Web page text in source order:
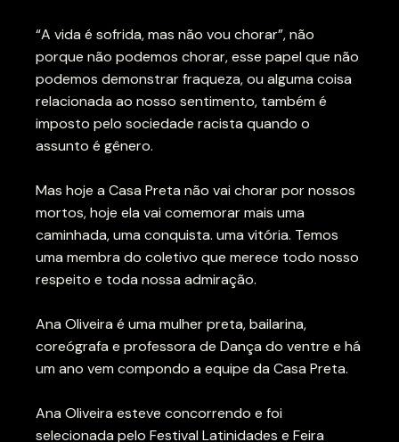
“A vida é sofrida, mas não vou chorar”, não
porque não podemos chorar, esse papel que não
podemos demonstrar fraqueza, ou alguma coisa
relacionada ao nosso sentimento, também é
imposto pelo sociedade racista quando o
assunto é gênero.
Mas hoje a Casa Preta não vai chorar por nossos
mortos, hoje ela vai comemorar mais uma
caminhada, uma conquista. uma vitória. Temos
uma membra do coletivo que merece todo nosso
respeito e toda nossa admiração.
Ana Oliveira é uma mulher preta, bailarina,
coreógrafa e professora de Dança do ventre e há
um ano vem compondo a equipe da Casa Preta.
Ana Oliveira esteve concorrendo e foi
selecionada pelo Festival Latinidades e Feira